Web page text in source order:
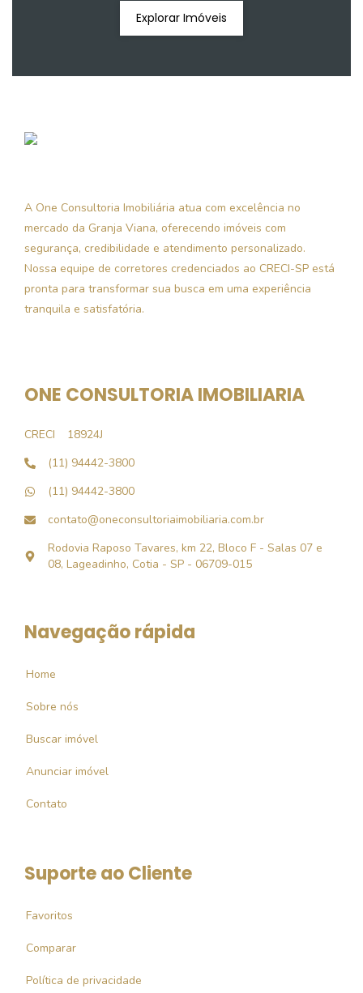
Explorar Imóveis
A One Consultoria Imobiliária atua com excelência no
mercado da Granja Viana, oferecendo imóveis com
segurança, credibilidade e atendimento personalizado.
Nossa equipe de corretores credenciados ao CRECI-SP está
pronta para transformar sua busca em uma experiência
tranquila e satisfatória.
ONE CONSULTORIA IMOBILIARIA
CRECI
18924J
(11) 94442-3800
(11) 94442-3800
contato@oneconsultoriaimobiliaria.com.br
Rodovia Raposo Tavares, km 22, Bloco F - Salas 07 e
08, Lageadinho, Cotia - SP - 06709-015
Navegação rápida
Home
Sobre nós
Buscar imóvel
Anunciar imóvel
Contato
Suporte ao Cliente
Favoritos
Comparar
Política de privacidade